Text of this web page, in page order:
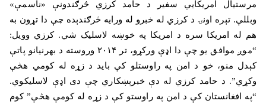
مرستیال امریکايي سفیر د حامد کرزي څرګندونې «ناسمې»
وبللې. تېره اونۍ د کرزي له خبرو له ورایه څرګندېده چې دا تړون به
هم له امریکا سره د امریکا په خوښه لاسلیک شي. کرزي وویل:
“موږ موافق یو چې دا اډې ورکړو، تر ۲۰۱۴ وروسته د بهرنیانو پاتې
کېدل منو، خو د امن په راوستلو کې باید د زړه له کومي هڅې
وکړي”. د حامد کرزي له دې خبرېښکاري چې دی اډې لاسلیکوي.
“په افغانستان کې د امن په راوستو کې د زړه له کومې هڅې” کوم